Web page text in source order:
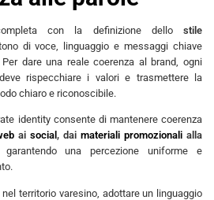
con la definizione dello stile
di voce, linguaggio e messaggi chiave
dare una reale coerenza al brand, ogni
rispecchiare i valori e trasmettere la
chiaro e riconoscibile.
identity consente di mantenere coerenza
ai social , dai materiali promozionali alla
una percezione uniforme e
territorio varesino, adottare un linguaggio